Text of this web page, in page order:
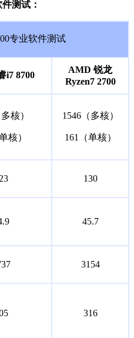
测试：
专业软件测试
i7 8700
AMD 锐龙
Ryzen7 2700
核）
核）
1546（多核）
161（单核）
130
45.7
3154
316